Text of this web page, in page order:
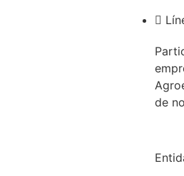
de